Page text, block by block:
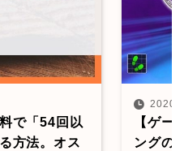
で「54回以
方法。オス
【ゲー
ングの